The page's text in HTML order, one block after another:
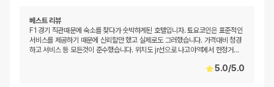
베스트 리뷰
F1 경기 직관때문에 숙소를 찾다가 숫박하게된 호텔입니자. 툐요코인은 표준적인
서비스를 제공하기 때문에 신뢰할만 했고 실제로도 그러했습니다. 가격대비 청경
하고 서비스 등 모든것이 준수했습니다. 위치도 jr선으로 나고야역에서 한정거…
5.0/5.0